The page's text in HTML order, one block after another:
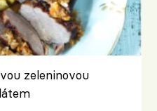
zeleninovou